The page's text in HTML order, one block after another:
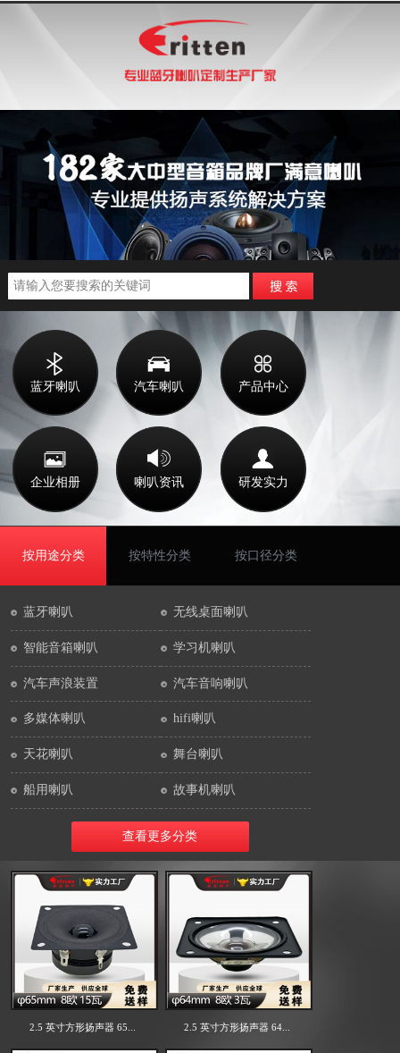
蓝牙喇叭 汽车喇叭 产品中心
企业相册 喇叭资讯 研发实力
按用途分类 按特性分类 按口径分类
蓝牙喇叭 无线桌面喇叭
智能音箱喇叭 学习机喇叭
汽车声浪装置 汽车音响喇叭
多媒体喇叭 hifi喇叭
天花喇叭 舞台喇叭
船用喇叭 故事机喇叭
查看更多分类
2.5 英寸方形扬声器 65... 2.5 英寸方形扬声器 64...